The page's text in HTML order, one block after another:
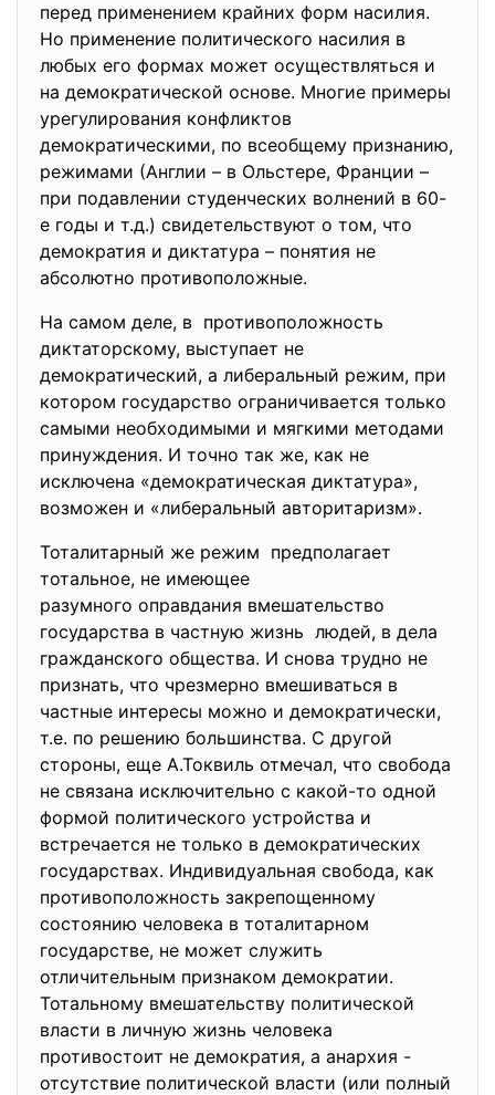
перед применением крайних форм насилия.
Но применение политического насилия в
любых его формах может осуществляться и
на демократической основе. Многие примеры
урегулирования конфликтов
демократическими, по всеобщему признанию,
режимами (Англии – в Ольстере, Франции –
при подавлении студенческих волнений в 60-
е годы и т.д.) свидетельствуют о том, что
демократия и диктатура – понятия не
абсолютно противоположные.
На самом деле, в противоположность
диктаторскому, выступает не
демократический, а либеральный режим, при
котором государство ограничивается только
самыми необходимыми и мягкими методами
принуждения. И точно так же, как не
исключена «демократическая диктатура»,
возможен и «либеральный авторитаризм».
Тоталитарный же режим предполагает
тотальное, не имеющее
разумного оправдания вмешательство
государства в частную жизнь людей, в дела
гражданского общества. И снова трудно не
признать, что чрезмерно вмешиваться в
частные интересы можно и демократически,
т.е. по решению большинства. С другой
стороны, еще А.Токвиль отмечал, что свобода
не связана исключительно с какой-то одной
формой политического устройства и
встречается не только в демократических
государствах. Индивидуальная свобода, как
противоположность закрепощенному
состоянию человека в тоталитарном
государстве, не может служить
отличительным признаком демократии.
Тотальному вмешательству политической
власти в личную жизнь человека
противостоит не демократия, а анархия -
отсутствие политической власти (или полный